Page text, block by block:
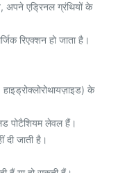
अपने एड्रिनल ग्रंथियों के
रिएक्शन हो जाता है।
के
पोटैशियम लेवल हैं।
जाती है।